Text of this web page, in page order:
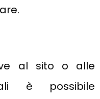
al sito o alle
è possibile